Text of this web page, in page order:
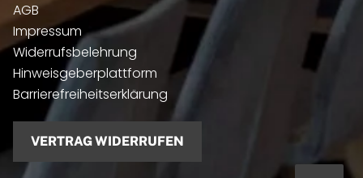
AGB
Impressum
Widerrufsbelehrung
Hinweisgeberplattform
Barrierefreiheitserklärung
VERTRAG WIDERRUFEN